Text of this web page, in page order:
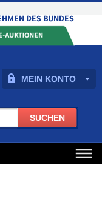
MEIN KONTO